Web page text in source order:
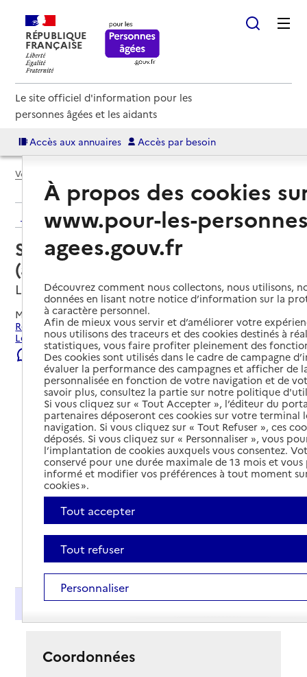
RÉPUBLIQUE
FRANÇAISE
Le site officiel d'information pour les
personnes âgées et les aidants
Accès aux annuaires Accès par besoin
Voir le fil d’Ariane
Retour aux résultats de l'annuaire
Service autonomie à domicile
(aide) – AIDOM Expert
Lognes, SEINE-ET-MARNE
Mis à jour le07/08/2026
Rechercher les établissements et services autour de
Lognes.
Signaler une erreur
Présentation
Coordonnées
À propos des cookies
www.pour-les-
agees.gouv.fr
Découvrez comment nous collectons, nous utilisons,
données en lisant notre notice d’information sur la
à caractère personnel.
Afin de mieux vous servir et d’améliorer votre
nous utilisons des traceurs et des cookies destinés à
statistiques, vous faire profiter pleinement des
Des cookies sont utilisés dans le cadre de campagne
évaluer la performance des campagnes et afficher de
personnalisée en fonction de votre navigation et de
savoir plus, consultez la partie sur notre politique
Si vous cliquez sur « Tout Accepter », l’éditeur du
partenaires déposeront ces cookies sur votre terminal
navigation. Si vous cliquez sur « Tout Refuser », ces
déposés. Si vous cliquez sur « Personnaliser », vous
l’implantation de cookies auxquels vous consentez.
conservé pour une durée maximale de 13 mois et
informé et modifier vos préférences à tout moment
cookies ».
Tout accepter
Tout refuser
Personnaliser